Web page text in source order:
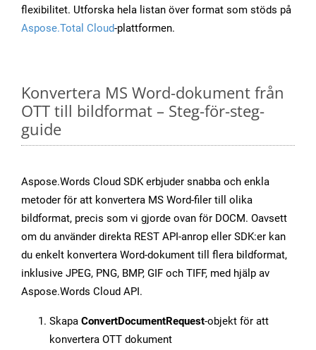
flexibilitet. Utforska hela listan över format som stöds på
Aspose.Total Cloud-plattformen.
Konvertera MS Word-dokument från
OTT till bildformat – Steg-för-steg-
guide
Aspose.Words Cloud SDK erbjuder snabba och enkla
metoder för att konvertera MS Word-filer till olika
bildformat, precis som vi gjorde ovan för DOCM. Oavsett
om du använder direkta REST API-anrop eller SDK:er kan
du enkelt konvertera Word-dokument till flera bildformat,
inklusive JPEG, PNG, BMP, GIF och TIFF, med hjälp av
Aspose.Words Cloud API.
Skapa ConvertDocumentRequest-objekt för att
konvertera OTT dokument